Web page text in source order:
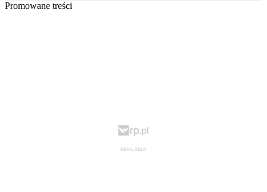
Promowane treści